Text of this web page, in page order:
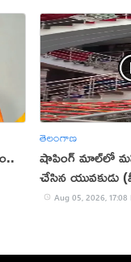
తెలంగాణ
షాపింగ్ మాల్‌లో
చేసిన
Aug 05, 2026, 17:08